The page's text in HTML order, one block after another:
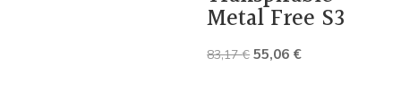
Metal Free S3
83,17€ El
55,06 €El